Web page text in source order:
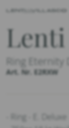
Ring Eternity
Art. Nr. E2RXW
- Ring - E. Deluxe